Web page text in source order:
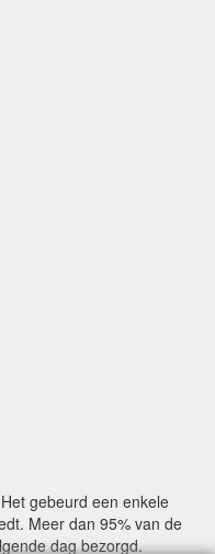
gebeurd een enkele
Meer dan 95% van de
dag bezorgd.